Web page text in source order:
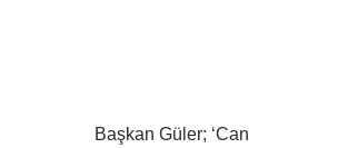
Başkan Güler; ‘Can